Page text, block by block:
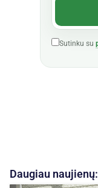
Sutinku su
Daugiau naujienų: